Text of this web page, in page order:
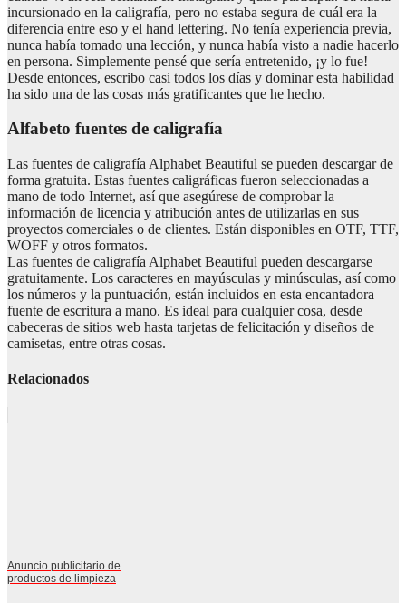
incursionado en la caligrafía, pero no estaba segura de cuál era la
diferencia entre eso y el hand lettering. No tenía experiencia previa,
nunca había tomado una lección, y nunca había visto a nadie hacerlo
en persona. Simplemente pensé que sería entretenido, ¡y lo fue!
Desde entonces, escribo casi todos los días y dominar esta habilidad
ha sido una de las cosas más gratificantes que he hecho.
Alfabeto fuentes de caligrafía
Las fuentes de caligrafía Alphabet Beautiful se pueden descargar de
forma gratuita. Estas fuentes caligráficas fueron seleccionadas a
mano de todo Internet, así que asegúrese de comprobar la
información de licencia y atribución antes de utilizarlas en sus
proyectos comerciales o de clientes. Están disponibles en OTF, TTF,
WOFF y otros formatos.
Las fuentes de caligrafía Alphabet Beautiful pueden descargarse
gratuitamente. Los caracteres en mayúsculas y minúsculas, así como
los números y la puntuación, están incluidos en esta encantadora
fuente de escritura a mano. Es ideal para cualquier cosa, desde
cabeceras de sitios web hasta tarjetas de felicitación y diseños de
camisetas, entre otras cosas.
Relacionados
Anuncio publicitario de
productos de limpieza